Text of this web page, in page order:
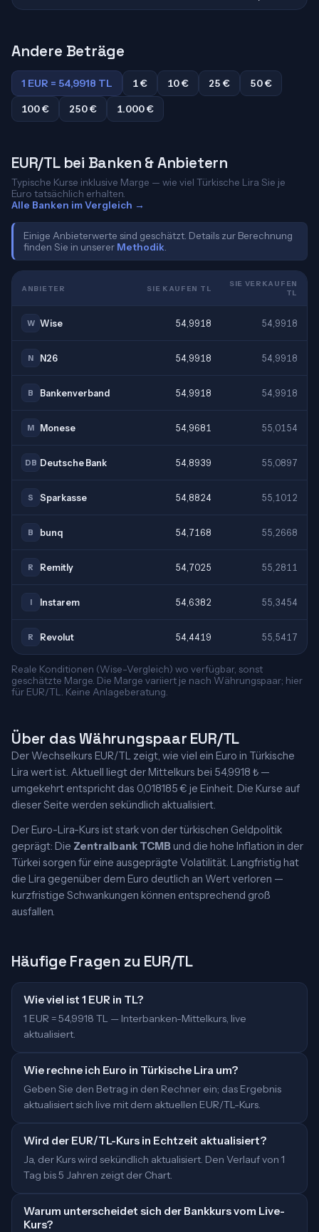
Andere Beträge
1 EUR = 54,9918 TL 1 € 10 € 25 €
50 €
100 €
250 € 1.000 €
EUR/TL bei Banken & Anbietern
Typische Kurse inklusive Marge — wie viel Türkische Lira Sie je
Euro tatsächlich erhalten.
Alle Banken im Vergleich →
Einige Anbieterwerte sind geschätzt. Details zur Berechnung
finden Sie in unserer Methodik
ANBIETER SIE KAUFEN TL
SIE VERKAUFEN
TL
W Wise 54,9918 54,9918
N N26 54,9918 54,9918
B Bankenverband 54,9918 54,9918
M Monese 54,9681 55,0154
DB Deutsche Bank 54,8939 55,0897
S Sparkasse 54,8824 55,1012
B bunq 54,7168 55,2668
R Remitly 54,7025 55,2811
I Instarem 54,6382 55,3454
R Revolut 54,4419 55,5417
Reale Konditionen (Wise-Vergleich) wo verfügbar, sonst
geschätzte Marge. Die Marge variiert je nach Währungspaar; hier
für EUR/TL. Keine Anlageberatung.
Über das Währungspaar EUR/TL
Der Wechselkurs EUR/TL zeigt, wie viel ein Euro in Türkische
Lira wert ist. Aktuell liegt der Mittelkurs bei 54,9918 ₺ —
umgekehrt entspricht das 0,018185 € je Einheit. Die Kurse auf
dieser Seite werden sekündlich aktualisiert.
Der Euro-Lira-Kurs ist stark von der türkischen Geldpolitik
geprägt: Die Zentralbank TCMBund die hohe Inflation in der
Türkei sorgen für eine ausgeprägte Volatilität. Langfristig hat
die Lira gegenüber dem Euro deutlich an Wert verloren —
kurzfristige Schwankungen können entsprechend groß
ausfallen.
Häufige Fragen zu EUR/TL
Wie viel ist 1 EUR in TL?
1 EUR = 54,9918 TL — Interbanken-Mittelkurs, live
aktualisiert.
Wie rechne ich Euro in Türkische Lira um?
Geben Sie den Betrag in den Rechner ein; das Ergebnis
aktualisiert sich live mit dem aktuellen EUR/TL-Kurs.
Wird der EUR/TL-Kurs in Echtzeit aktualisiert?
Ja, der Kurs wird sekündlich aktualisiert. Den Verlauf von 1
Tag bis 5 Jahren zeigt der Chart.
Warum unterscheidet sich der Bankkurs vom Live-
Kurs?